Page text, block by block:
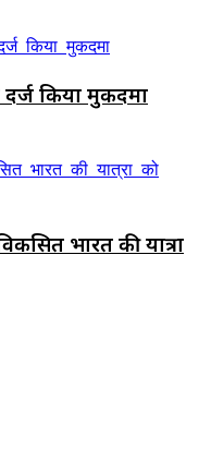
किया मुकदमा
भारत की यात्रा